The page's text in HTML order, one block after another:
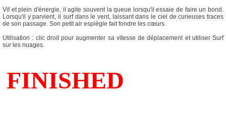
Vif et plein d'énergie, il agite souvent la queue lorsqu'il essaie de faire un bond.
Lorsqu'il y parvient, il surf dans le vent, laissant dans le ciel de curieuses traces
de son passage. Son petit air espiègle fait fondre les cœurs.
Utilisation : clic droit pour augmenter sa vitesse de déplacement et utiliser Surf
sur les nuages.